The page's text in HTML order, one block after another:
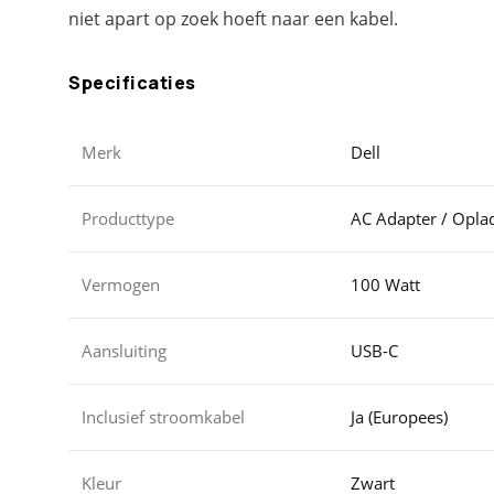
niet apart op zoek hoeft naar een kabel.
Specificaties
Merk Dell
Producttype AC Adapter /
Vermogen 100 Watt
Aansluiting USB-C
Inclusief stroomkabel Ja (Europees)
Kleur Zwart